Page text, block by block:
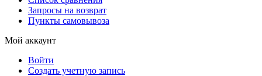
Запросы на возврат
Пункты самовывоза
Мой аккаунт
Войти
Создать учетную запись